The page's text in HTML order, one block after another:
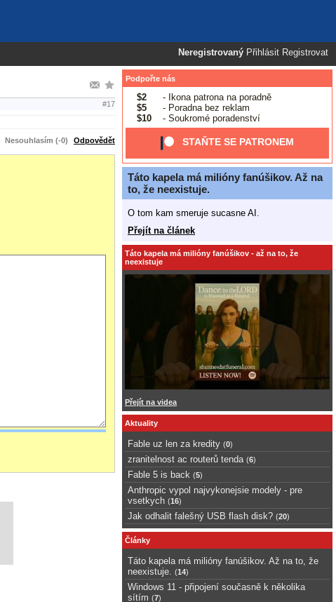
Neregistrovaný Přihlásit Registrovat
#17
Nesouhlasím (-0) Odpovědět
Podpořte nás
$2
- Ikona patrona na poradně
$5
- Poradna bez reklam
$10
- Soukromé poradenství
STAŇTE SE PATRONEM
Táto kapela má milióny fanúšikov. Až na
to, že neexistuje.
O tom kam smeruje sucasne AI.
Přejít na článek
Táto kapela má milióny fanúšikov - až na to, že
neexistuje
Přejít na videa
Aktuality
Fable uz len za kredity (0)
zranitelnost ac routerů tenda (6)
Fable 5 is back (5)
Anthropic vypol najvykonejsie modely - pre
vsetkych (16)
Jak odhalit falešný USB flash disk? (20)
Články
Táto kapela má milióny fanúšikov. Až na to, že
neexistuje.
(14)
Windows 11 - připojení současně k několika
sítím (7)